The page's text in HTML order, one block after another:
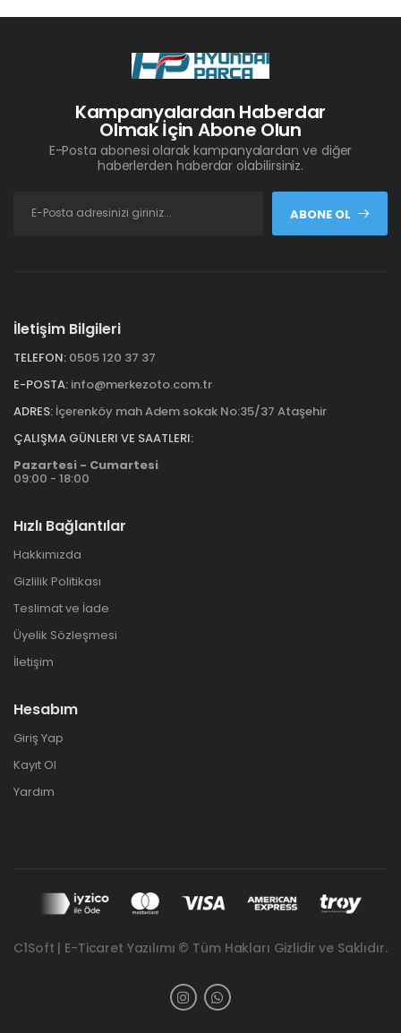
Kampanyalardan Haberdar
Olmak İçin Abone Olun
E-Posta abonesi olarak kampanyalardan ve diğer
haberlerden haberdar olabilirsiniz.
ABONE OL
İletişim Bilgileri
TELEFON: 0505 120 37 37
E-POSTA: info@merkezoto.com.tr
ADRES: İçerenköy mah Adem sokak No:35/37 Ataşehir
ÇALIŞMA GÜNLERI VE SAATLERI:
Pazartesi - Cumartesi
09:00 - 18:00
Hızlı Bağlantılar
Hakkımızda
Gizlilik Politikası
Teslimat ve İade
Üyelik Sözleşmesi
İletişim
Hesabım
Giriş Yap
Kayıt Ol
Yardım
C1Soft | E-Ticaret Yazılımı © Tüm Hakları Gizlidir ve Saklıdır.